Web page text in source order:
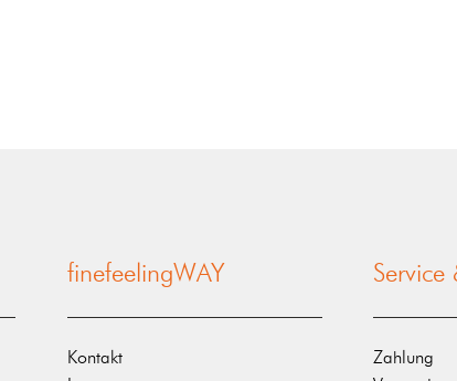
finefeelingWAY
Kontakt
Service
Zahlung